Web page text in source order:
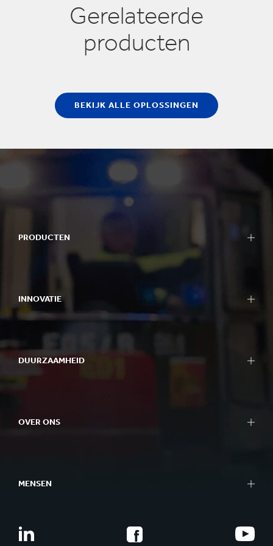
Gerelateerde
producten
BEKIJK ALLE OPLOSSINGEN
PRODUCTEN
INNOVATIE
DUURZAAMHEID
OVER ONS
MENSEN